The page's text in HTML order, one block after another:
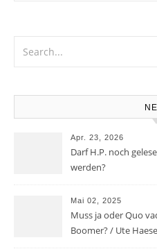
Apr. 23, 2026
Darf H.P. noch
werden?
Mai 02, 2025
Muss ja oder Quo
Boomer? / Ute Haese